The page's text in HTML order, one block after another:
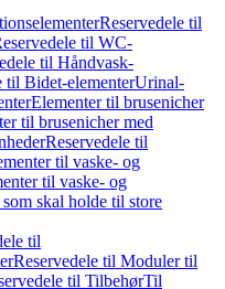
Reservedele til
til WC-
til Håndvask-
til Bidet-elementerUrinal-
Elementer til brusenicher
til brusenicher med
Reservedele til
til vaske- og
til vaske- og
skal holde til store
til
Reservedele til Moduler til
til TilbehørTil